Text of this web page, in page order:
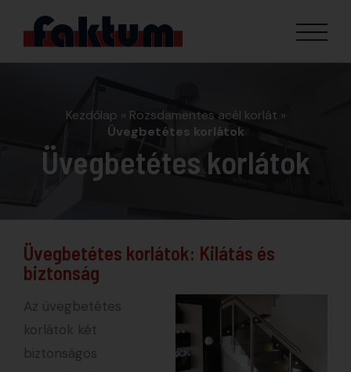
Kezdőlap » Rozsdamentes acél korlát »
Üvegbetétes korlátok
Üvegbetétes korlátok
Üvegbetétes korlátok: Kilátás és
biztonság
Az üvegbetétes
korlátok két
biztonságos